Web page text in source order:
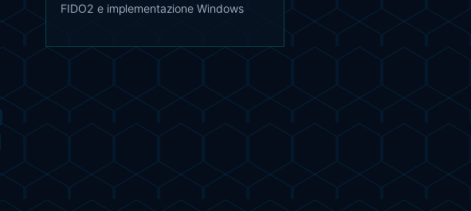
FIDO2 e implementazione Windows